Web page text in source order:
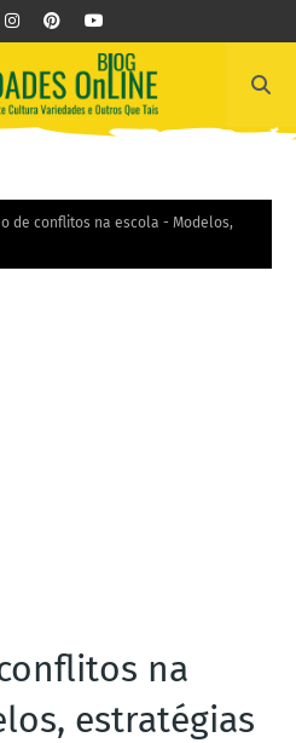
de conflitos na escola - Modelos,
na
estratégias